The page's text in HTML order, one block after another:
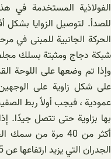
الفولاذية المستخدمة في
للصدأ. لتوصيل الزوايا
الحركة الجانبية للمبنى في
شبكة دجاج ومثبتة بسلك
وإذا تم وضعها على اللوحة
على شكل زاوية على
عمودية ، فيجب أولاً ربط
أكثر من 40 مرة
الجدران التي يزيد ارتفاعها عن 3.5 متر ، يمكن تنفيذ الانحناء الأفقي.